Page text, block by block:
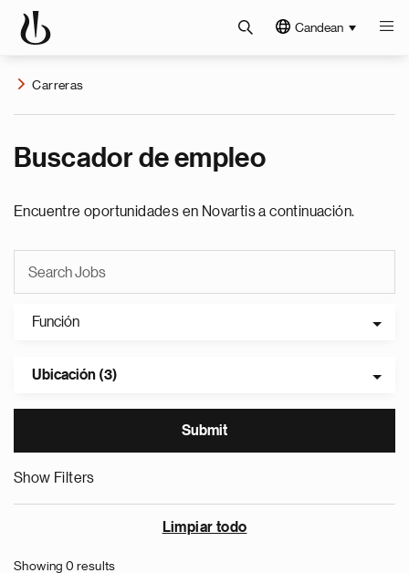
Candean
Carreras
Buscador de empleo
Encuentre oportunidades en Novartis a continuación.
Función
Ubicación (3)
Show Filters
Limpiar todo
Showing 0 results